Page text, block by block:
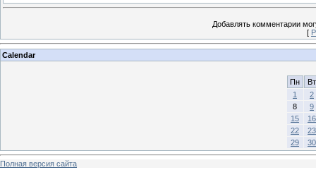
Добавлять комментарии
[
Calendar
Пн
Вт
1
2
8
9
15
16
22
23
29
30
Полная версия сайта